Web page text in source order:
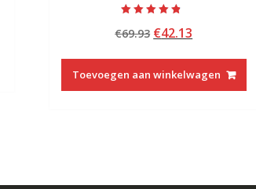
met
4.50
€69.93 Oorspronkelijke
was:
€69.93.
€42.13
€42.13.
Toevoegen aan winkelwagen